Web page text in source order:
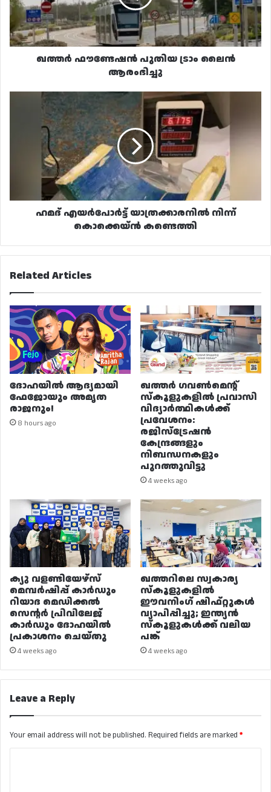
ആരംഭിച്ചു
ഖത്തർ ഫൗണ്ടേഷൻ പുതിയ ട്രാം ലൈൻ
ആരംഭിച്ചു
എയർപോർട്ട്
യാത്രക്കാരനിൽ
കൊക്കെയ്ൻ
കണ്ടെത്തി
ഹമദ് എയർപോർട്ട് യാത്രക്കാരനിൽ നിന്ന്
കൊക്കെയ്ൻ കണ്ടെത്തി
Related Articles
ദോഹയിൽ ആദ്യമായി
ഫേജോയും അമൃത
രാജനും!
8 hours ago
ഖത്തർ ഗവൺമെന്റ്
സ്കൂളുകളിൽ പ്രവാസി
വിദ്യാർത്ഥികൾക്ക്
പ്രവേശനം:
രജിസ്ട്രേഷൻ
കേന്ദ്രങ്ങളും
നിബന്ധനകളും
പുറത്തുവിട്ടു
4 weeks ago
ക്യു വളണ്ടിയേഴ്‌സ്
മെമ്പർഷിപ്പ് കാർഡും
റിയാദ മെഡിക്കൽ
സെന്റർ പ്രിവിലേജ്
കാർഡും ദോഹയിൽ
പ്രകാശനം ചെയ്തു
4 weeks ago
ഖത്തറിലെ സ്വകാര്യ
സ്കൂളുകളിൽ
ഈവനിംഗ് ഷിഫ്റ്റുകൾ
വ്യാപിപ്പിച്ചു; ഇന്ത്യൻ
സ്കൂളുകൾക്ക് വലിയ
പങ്ക്
4 weeks ago
Leave a Reply
Your email address will not be published. Required fields are marked *